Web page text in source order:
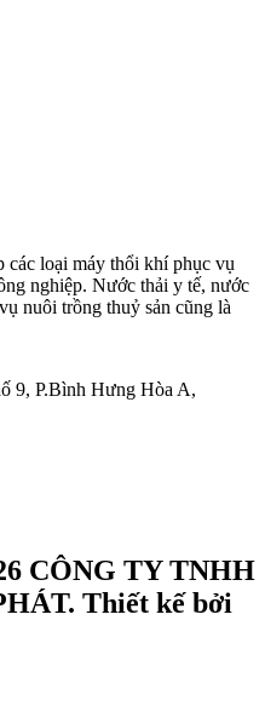
các loại máy thổi khí phục vụ
nghiệp. Nước thải y tế, nước
nuôi trồng thuỷ sản cũng là
9, P.Bình Hưng Hòa A,
CÔNG TY TNHH
Thiết kế bởi